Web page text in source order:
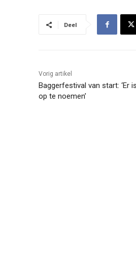
Deel
Vorig artikel
Baggerfestival van start: ‘Er
op te noemen’